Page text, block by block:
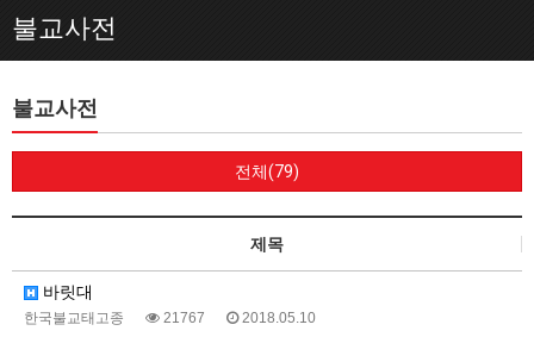
불교사전
불교사전
전체(79)
제목
바릿대
한국불교태고종 21767 2018.05.10